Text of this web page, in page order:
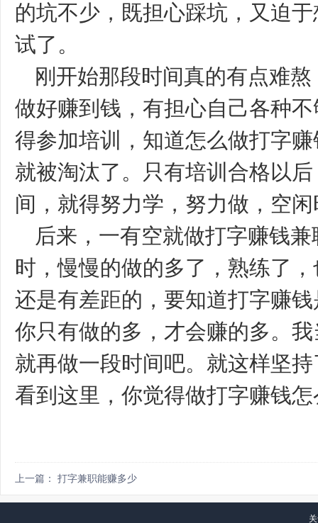
的坑不少，既担心踩坑，又迫
试了。
刚开始那段时间真的有点难
做好赚到钱，有担心自己各种
得参加培训，知道怎么做打字
就被淘汰了。只有培训合格以
间，就得努力学，努力做，空
后来，一有空就做打字赚钱
时，慢慢的做的多了，熟练了
还是有差距的，要知道打字赚
你只有做的多，才会赚的多。
就再做一段时间吧。就这样坚
看到这里，你觉得做打字赚钱
上一篇： 打字兼职能赚多少